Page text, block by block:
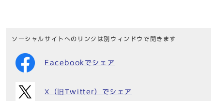
ソーシャルサイトへのリンクは別ウィンドウで開きます
Facebookでシェア
X（旧Twitter）でシェア